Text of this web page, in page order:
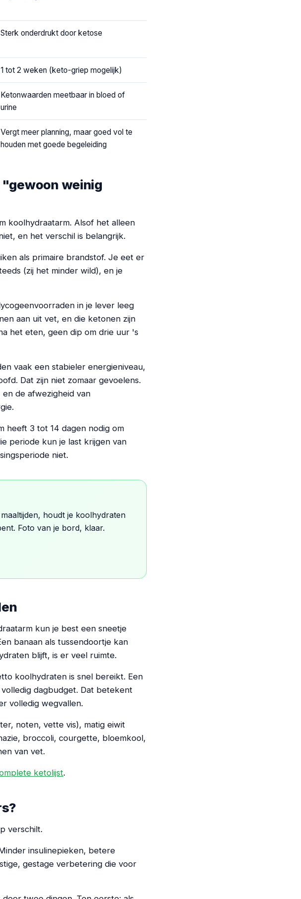
Sterk onderdrukt door ketose
1 tot 2 weken (keto-griep mogelijk)
Ketonwaarden meetbaar in bloed of
urine
Vergt meer planning, maar goed vol te
houden met goede begeleiding
weinig
koolhydraatarm. Alsof het alleen
en het verschil is belangrijk.
als primaire brandstof. Je eet er
(zij het minder wild), en je
in je lever leeg
aan uit vet, en die ketonen zijn
het eten, geen dip om drie uur 's
vaak een stabieler energieniveau,
Dat zijn niet zomaar gevoelens.
de afwezigheid van
heeft 3 tot 14 dagen nodig om
periode kun je last krijgen van
niet.
houdt je koolhydraten
Foto van je bord, klaar.
kun je best een sneetje
banaan als tussendoortje kan
blijft, is er veel ruimte.
koolhydraten is snel bereikt. Een
dagbudget. Dat betekent
volledig wegvallen.
noten, vette vis), matig eiwit
broccoli, courgette, bloemkool,
van vet.
ketolijst.
verschilt.
insulinepieken, betere
gestage verbetering die voor